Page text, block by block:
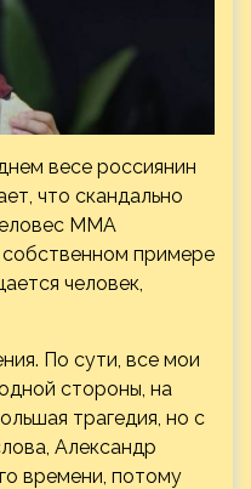
весе россиянин
что скандально
ММА
примере
человек,
По сути, все мои
стороны, на
трагедия, но с
Александр
времени, потому